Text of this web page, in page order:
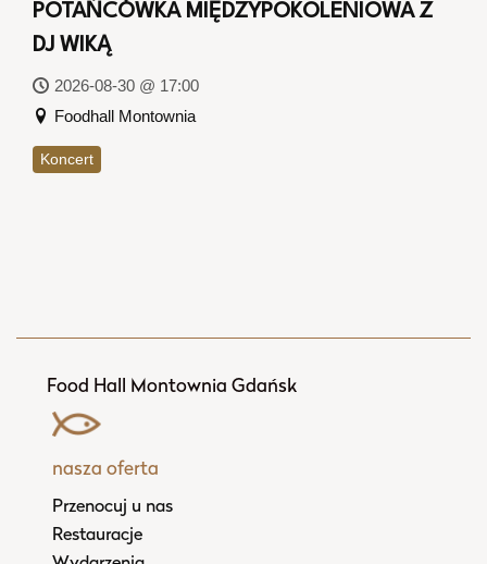
POTAŃCÓWKA MIĘDZYPOKOLENIOWA Z
DJ WIKĄ
2026-08-30 @ 17:00
Foodhall Montownia
Koncert
Food Hall Montownia Gdańsk
nasza oferta
Przenocuj u nas
Restauracje